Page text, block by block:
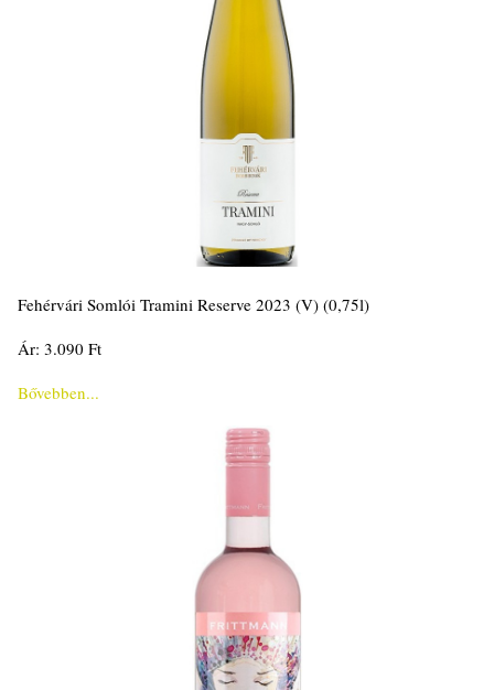
Fehérvári Somlói Tramini Reserve 2023 (V) (0,75l)
Ár: 3.090 Ft
Bővebben...